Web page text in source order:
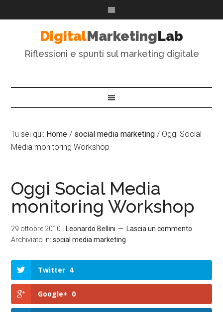
DigitalMarketingLab
Riflessioni e spunti sul marketing digitale
Tu sei qui: Home / social media marketing / Oggi Social
Media monitoring Workshop
Oggi Social Media
monitoring Workshop
29 ottobre 2010 - Leonardo Bellini
Lascia un commento
Archiviato in:social media marketing
Twitter 4
Google+ 0